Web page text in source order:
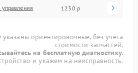
управления 1230 р
ориентировочные, без учета
стоимости запчастей.
на бесплатную диагностику.
и укажем на неисправность.